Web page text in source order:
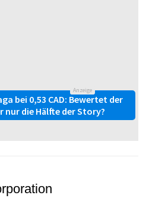
Anzeige
bei 0,53 CAD: Bewertet der
nur die Hälfte der Story?